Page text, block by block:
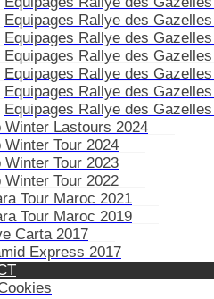
Equipages Rallye des
Equipages Rallye des
Equipages Rallye des
Equipages Rallye des
Equipages Rallye des
Equipages Rallye des
Winter Lastours 2024
Winter Tour 2024
Winter Tour 2023
Winter Tour 2022
Tour Maroc 2021
Tour Maroc 2019
Carta 2017
Express 2017